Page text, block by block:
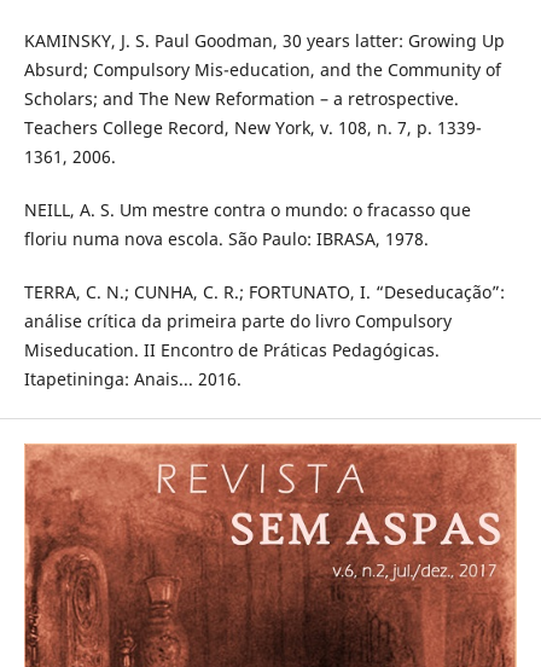
KAMINSKY, J. S. Paul Goodman, 30 years latter: Growing Up
Absurd; Compulsory Mis-education, and the Community of
Scholars; and The New Reformation – a retrospective.
Teachers College Record, New York, v. 108, n. 7, p. 1339-
1361, 2006.
NEILL, A. S. Um mestre contra o mundo: o fracasso que
floriu numa nova escola. São Paulo: IBRASA, 1978.
TERRA, C. N.; CUNHA, C. R.; FORTUNATO, I. “Deseducação”:
análise crítica da primeira parte do livro Compulsory
Miseducation. II Encontro de Práticas Pedagógicas.
Itapetininga: Anais... 2016.